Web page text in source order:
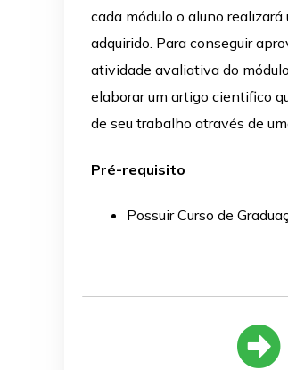
cada módulo o aluno
adquirido. Para conseguir
atividade avaliativa do
elaborar um artigo cientifico
de seu trabalho através de
Pré-requisito
Possuir Curso de